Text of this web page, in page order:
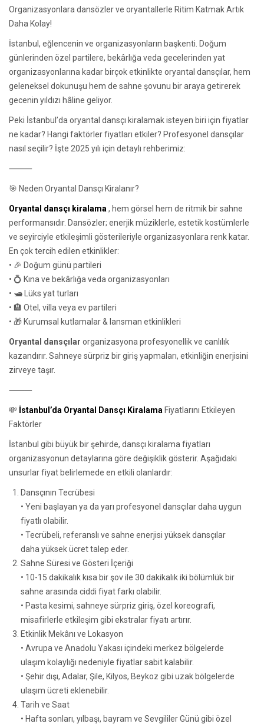
Organizasyonlara dansözler ve oryantallerle Ritim Katmak Artık
Daha Kolay!
İstanbul, eğlencenin ve organizasyonların başkenti. Doğum
günlerinden özel partilere, bekârlığa veda gecelerinden yat
organizasyonlarına kadar birçok etkinlikte oryantal dansçılar, hem
geleneksel dokunuşu hem de sahne şovunu bir araya getirerek
gecenin yıldızı hâline geliyor.
Peki İstanbul’da oryantal dansçı kiralamak isteyen biri için fiyatlar
ne kadar? Hangi faktörler fiyatları etkiler? Profesyonel dansçılar
nasıl seçilir? İşte 2025 yılı için detaylı rehberimiz:
⸻
🎯 Neden Oryantal Dansçı Kiralanır?
Oryantal dansçı kiralama , hem görsel hem de ritmik bir sahne
performansıdır. Dansözler; enerjik müziklerle, estetik kostümlerle
ve seyirciyle etkileşimli gösterileriyle organizasyonlara renk katar.
En çok tercih edilen etkinlikler:
• 🎉 Doğum günü partileri
• 💍 Kına ve bekârlığa veda organizasyonları
• 🛥️ Lüks yat turları
• 🏨 Otel, villa veya ev partileri
• 🎁 Kurumsal kutlamalar & lansman etkinlikleri
Oryantal dansçılar organizasyona profesyonellik ve canlılık
kazandırır. Sahneye sürpriz bir giriş yapmaları, etkinliğin enerjisini
zirveye taşır.
⸻
💸 İstanbul’da Oryantal Dansçı Kiralama Fiyatlarını Etkileyen
Faktörler
İstanbul gibi büyük bir şehirde, dansçı kiralama fiyatları
organizasyonun detaylarına göre değişiklik gösterir. Aşağıdaki
unsurlar fiyat belirlemede en etkili olanlardır:
Dansçının Tecrübesi
• Yeni başlayan ya da yarı profesyonel dansçılar daha uygun
fiyatlı olabilir.
• Tecrübeli, referanslı ve sahne enerjisi yüksek dansçılar
daha yüksek ücret talep eder.
Sahne Süresi ve Gösteri İçeriği
• 10-15 dakikalık kısa bir şov ile 30 dakikalık iki bölümlük bir
sahne arasında ciddi fiyat farkı olabilir.
• Pasta kesimi, sahneye sürpriz giriş, özel koreografi,
misafirlerle etkileşim gibi ekstralar fiyatı artırır.
Etkinlik Mekânı ve Lokasyon
• Avrupa ve Anadolu Yakası içindeki merkez bölgelerde
ulaşım kolaylığı nedeniyle fiyatlar sabit kalabilir.
• Şehir dışı, Adalar, Şile, Kilyos, Beykoz gibi uzak bölgelerde
ulaşım ücreti eklenebilir.
Tarih ve Saat
• Hafta sonları, yılbaşı, bayram ve Sevgililer Günü gibi özel